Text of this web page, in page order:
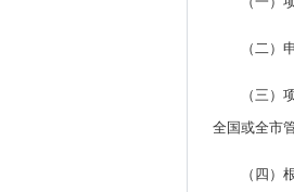
（二）
（三
全国或全市
（四）